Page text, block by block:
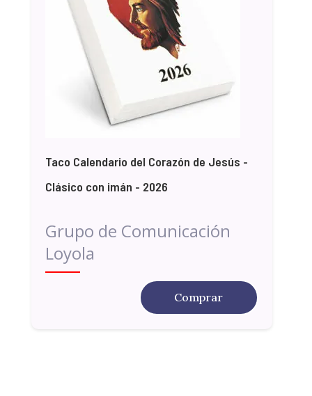
Taco Calendario del Corazón de Jesús -
Clásico con imán - 2026
Grupo de Comunicación
Loyola
Comprar